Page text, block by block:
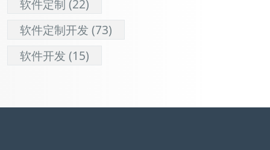
软件定制 (22)
软件定制开发 (73)
软件开发 (15)